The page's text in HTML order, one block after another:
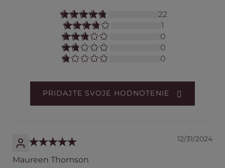
22
1
0
0
0
PRIDAJTE SVOJE HODNOTENIE
12/31/2024
Maureen Thomson